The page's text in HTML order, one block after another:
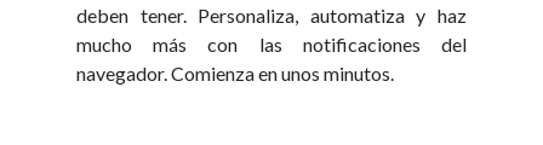
deben tener. Personaliza, automatiza y haz
mucho más con las notificaciones del
navegador. Comienza en unos minutos.